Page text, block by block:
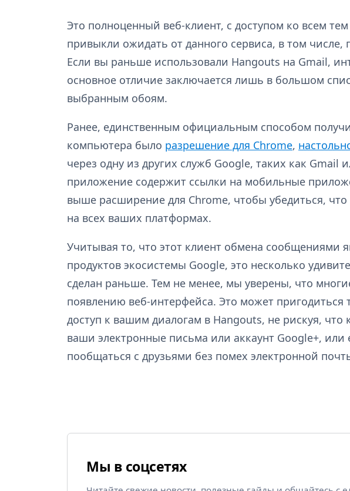
Это полноценный веб-клиент, с доступом ко всем
привыкли ожидать от данного сервиса, в том числе,
Если вы раньше использовали Hangouts на Gmail,
основное отличие заключается лишь в большом
выбранным обоям.
Ранее, единственным официальным способом
компьютера было разрешение для Chrome,
через одну из других служб Google, таких как Gmail
приложение содержит ссылки на мобильные
выше расширение для Chrome, чтобы убедиться,
на всех ваших платформах.
Учитывая то, что этот клиент обмена сообщениями
продуктов экосистемы Google, это несколько
сделан раньше. Тем не менее, мы уверены, что
появлению веб-интерфейса. Это может пригодиться
доступ к вашим диалогам в Hangouts, не рискуя, что
ваши электронные письма или аккаунт Google+, или
пообщаться с друзьями без помех электронной
Мы в соцсетях